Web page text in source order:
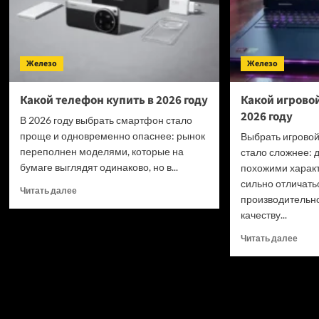
Железо
Какой телефон купить в 2026 году
В 2026 году выбрать смартфон стало
проще и одновременно опаснее: рынок
переполнен моделями, которые на
бумаге выглядят одинаково, но в...
Читать далееПрочитать
Железо
Какой
2026 году
Выбрать
стало сложнее:
похожими
сильно
качеству...
Читать далее